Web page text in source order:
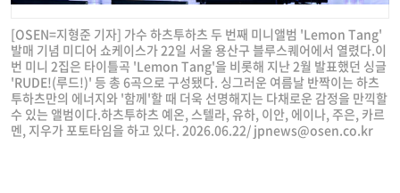
[OSEN=지형준 기자] 가수 하츠투하츠 두 번째 미니앨범 'Lemon Tang'
발매 기념 미디어 쇼케이스가 22일 서울 용산구 블루스퀘어에서 열렸다.이
번 미니 2집은 타이틀곡 'Lemon Tang'을 비롯해 지난 2월 발표했던 싱글
'RUDE!(루드!)' 등 총 6곡으로 구성됐다. 싱그러운 여름날 반짝이는 하츠
투하츠만의 에너지와 '함께'할 때 더욱 선명해지는 다채로운 감정을 만끽할
수 있는 앨범이다.하츠투하츠 예온, 스텔라, 유하, 이안, 에이나, 주은, 카르
멘, 지우가 포토타임을 하고 있다. 2026.06.22/ jpnews@osen.co.kr